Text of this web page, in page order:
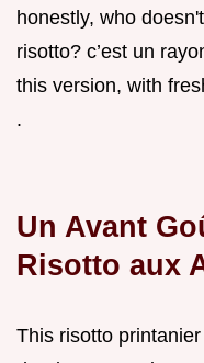
honestly, who
risotto? c’est un
this version, with
.
Un Avant
Risotto aux
This risotto